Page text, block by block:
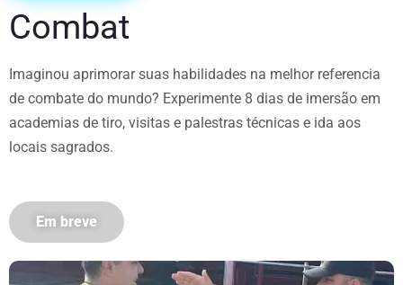
Combat
Imaginou aprimorar suas habilidades na melhor referencia
de combate do mundo? Experimente 8 dias de imersão em
academias de tiro, visitas e palestras técnicas e ida aos
locais sagrados.
Em breve